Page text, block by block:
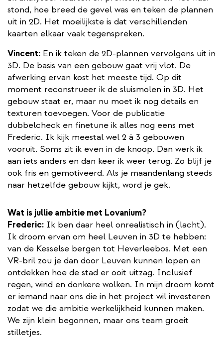
stond, hoe breed de gevel was en teken de plannen
uit in 2D. Het moeilijkste is dat verschillenden
kaarten elkaar vaak tegenspreken.
Vincent: En ik teken de 2D-plannen vervolgens uit in
3D. De basis van een gebouw gaat vrij vlot. De
afwerking ervan kost het meeste tijd. Op dit
moment reconstrueer ik de sluismolen in 3D. Het
gebouw staat er, maar nu moet ik nog details en
texturen toevoegen. Voor de publicatie
dubbelcheck en finetune ik alles nog eens met
Frederic. Ik kijk meestal wel 2 à 3 gebouwen
vooruit. Soms zit ik even in de knoop. Dan werk ik
aan iets anders en dan keer ik weer terug. Zo blijf je
ook fris en gemotiveerd. Als je maandenlang steeds
naar hetzelfde gebouw kijkt, word je gek.
Wat is jullie ambitie met Lovanium?
Frederic: Ik ben daar heel onrealistisch in (lacht).
Ik droom ervan om heel Leuven in 3D te hebben:
van de Kesselse bergen tot Heverleebos. Met een
VR-bril zou je dan door Leuven kunnen lopen en
ontdekken hoe de stad er ooit uitzag. Inclusief
regen, wind en donkere wolken. In mijn droom komt
er iemand naar ons die in het project wil investeren
zodat we die ambitie werkelijkheid kunnen maken.
We zijn klein begonnen, maar ons team groeit
stilletjes.